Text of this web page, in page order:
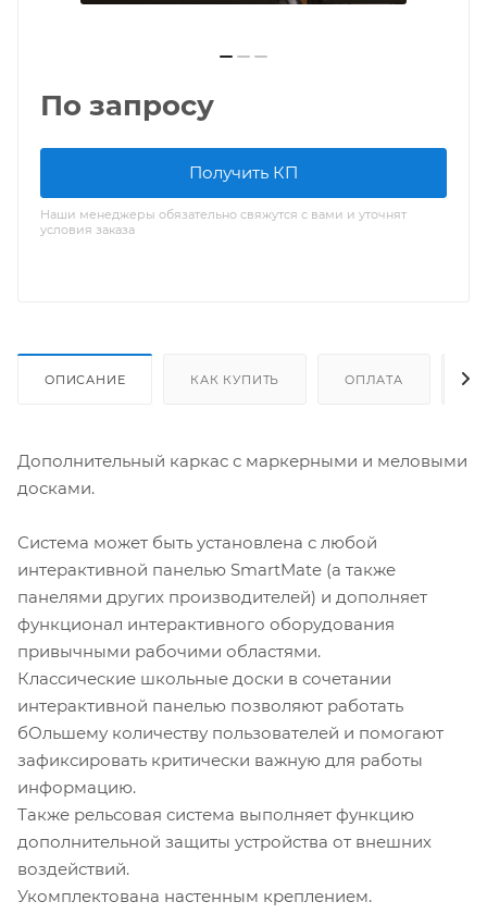
По запросу
Получить КП
Наши менеджеры обязательно свяжутся с вами и уточнят
условия заказа
ОПИСАНИЕ КАК КУПИТЬ ОПЛАТА
Дополнительный каркас с маркерными и меловыми
досками.
Система может быть установлена с любой
интерактивной панелью SmartMate (а также
панелями других производителей) и дополняет
функционал интерактивного оборудования
привычными рабочими областями.
Классические школьные доски в сочетании
интерактивной панелью позволяют работать
бОльшему количеству пользователей и помогают
зафиксировать критически важную для работы
информацию.
Также рельсовая система выполняет функцию
дополнительной защиты устройства от внешних
воздействий.
Укомплектована настенным креплением.